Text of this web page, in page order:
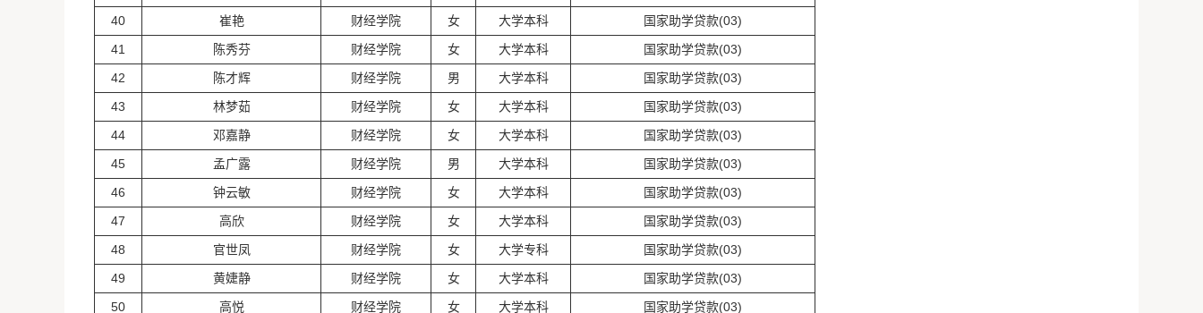
40
崔艳 财经学院 女 大学本科
国家助学贷款(03)
41
陈秀芬 财经学院 女 大学本科
国家助学贷款(03)
42
陈才辉 财经学院 男 大学本科
国家助学贷款(03)
43
林梦茹 财经学院 女 大学本科
国家助学贷款(03)
44
邓嘉静 财经学院 女 大学本科
国家助学贷款(03)
45
孟广露 财经学院 男 大学本科
国家助学贷款(03)
46
钟云敏 财经学院 女 大学本科
国家助学贷款(03)
47
高欣 财经学院 女 大学本科
国家助学贷款(03)
48
官世凤 财经学院 女 大学专科
国家助学贷款(03)
49
黄婕静 财经学院 女 大学本科
国家助学贷款(03)
50
高悦 财经学院 女 大学本科
国家助学贷款(03)